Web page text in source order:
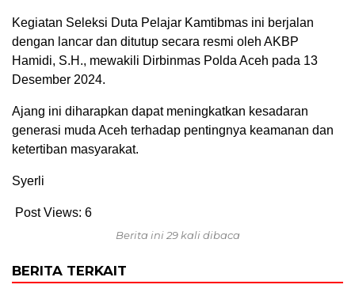
Kegiatan Seleksi Duta Pelajar Kamtibmas ini berjalan
dengan lancar dan ditutup secara resmi oleh AKBP
Hamidi, S.H., mewakili Dirbinmas Polda Aceh pada 13
Desember 2024.
Ajang ini diharapkan dapat meningkatkan kesadaran
generasi muda Aceh terhadap pentingnya keamanan dan
ketertiban masyarakat.
Syerli
Post Views: 6
Berita ini 29 kali dibaca
BERITA TERKAIT